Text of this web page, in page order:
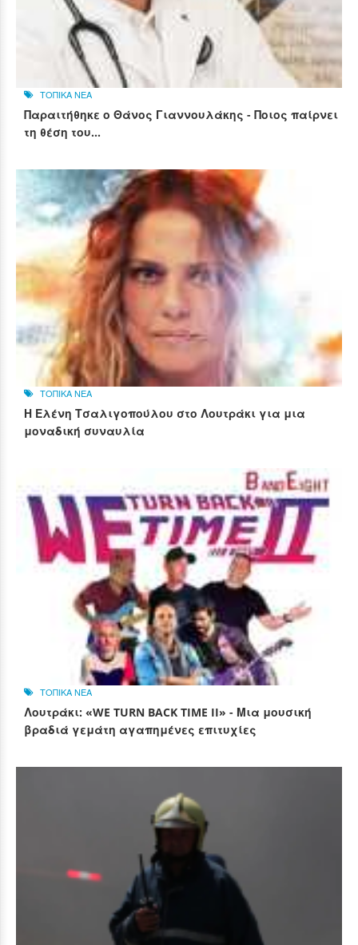
ΤΟΠΙΚΑ ΝΕΑ
Παραιτήθηκε ο Θάνος Γιαννουλάκης - Ποιος παίρνει
τη θέση του...
ΤΟΠΙΚΑ ΝΕΑ
Η Ελένη Τσαλιγοπούλου στο Λουτράκι για μια
μοναδική συναυλία
ΤΟΠΙΚΑ ΝΕΑ
Λουτράκι: «WE TURN BACK TIME II» - Μια μουσική
βραδιά γεμάτη αγαπημένες επιτυχίες